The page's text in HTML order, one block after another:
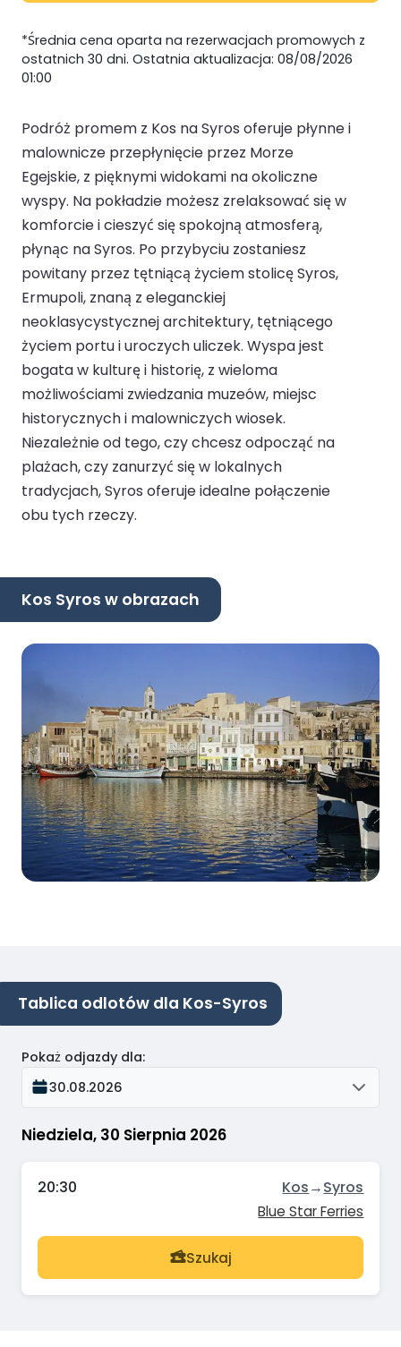
*Średnia cena oparta na rezerwacjach promowych z
ostatnich 30 dni. Ostatnia aktualizacja: 08/08/2026
01:00
Podróż promem z Kos na Syros oferuje płynne i
malownicze przepłynięcie przez Morze
Egejskie, z pięknymi widokami na okoliczne
wyspy. Na pokładzie możesz zrelaksować się w
komforcie i cieszyć się spokojną atmosferą,
płynąc na Syros. Po przybyciu zostaniesz
powitany przez tętniącą życiem stolicę Syros,
Ermupoli, znaną z eleganckiej
neoklasycystycznej architektury, tętniącego
życiem portu i uroczych uliczek. Wyspa jest
bogata w kulturę i historię, z wieloma
możliwościami zwiedzania muzeów, miejsc
historycznych i malowniczych wiosek.
Niezależnie od tego, czy chcesz odpocząć na
plażach, czy zanurzyć się w lokalnych
tradycjach, Syros oferuje idealne połączenie
obu tych rzeczy.
Kos Syros w obrazach
Tablica odlotów dla Kos-Syros
Niedziela, 30 Sierpnia 2026
Pokaż odjazdy dla:
30.08.2026
20:30 Kos→Syros
Blue Star Ferries
Szukaj